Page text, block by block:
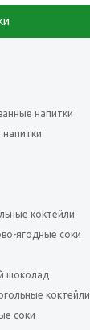
напитки
напитки
коктейли
ягодные соки
шоколад
коктейли
соки